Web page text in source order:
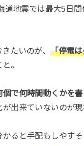
道地震では最大5日
きたいのが、「停電
。
個で何時間動くかを書
が出来ていないのが
ると手配もしやすそ